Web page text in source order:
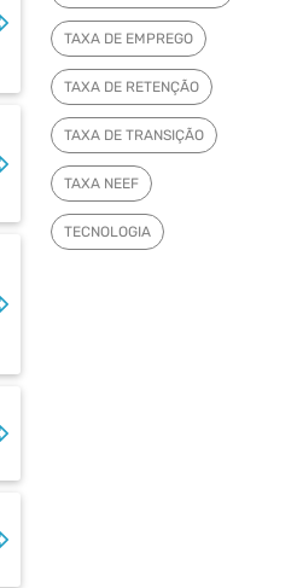
TAXA DE EMPREGO
TAXA DE RETENÇÃO
TAXA DE TRANSIÇÃO
TAXA NEEF
TECNOLOGIA